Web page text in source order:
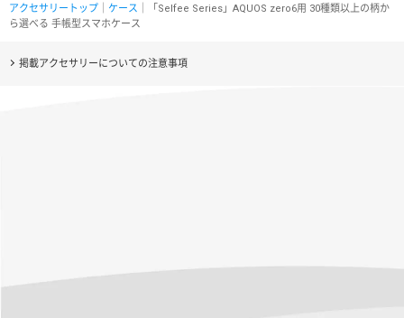
アクセサリートップ ケース ｜「Selfee Series」AQUOS zero6用 30種類以上の柄か
ら選べる 手帳型スマホケース
掲載アクセサリーについての注意事項